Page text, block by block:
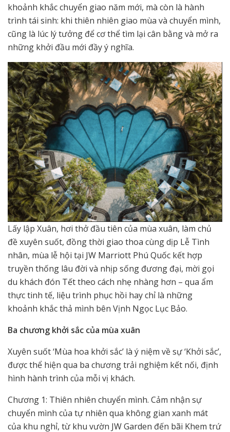
khoảnh khắc chuyển giao năm mới, mà còn là hành
trình tái sinh: khi thiên nhiên giao mùa và chuyển mình,
cũng là lúc lý tưởng để cơ thể tìm lại cân bằng và mở ra
những khởi đầu mới đầy ý nghĩa.
Lấy lập Xuân, hơi thở đầu tiên của mùa xuân, làm chủ
đề xuyên suốt, đồng thời giao thoa cùng dịp Lễ Tình
nhân, mùa lễ hội tại JW Marriott Phú Quốc kết hợp
truyền thống lâu đời và nhịp sống đương đại, mời gọi
du khách đón Tết theo cách nhẹ nhàng hơn – qua ẩm
thực tinh tế, liệu trình phục hồi hay chỉ là những
khoảnh khắc thả mình bên Vịnh Ngọc Lục Bảo.
Ba chương khởi sắc của mùa xuân
Xuyên suốt ‘Mùa hoa khởi sắc’ là ý niệm về sự ‘Khởi sắc’,
được thể hiện qua ba chương trải nghiệm kết nối, định
hình hành trình của mỗi vị khách.
Chương 1: Thiên nhiên chuyển mình. Cảm nhận sự
chuyển mình của tự nhiên qua không gian xanh mát
của khu nghỉ, từ khu vườn JW Garden đến bãi Khem trứ